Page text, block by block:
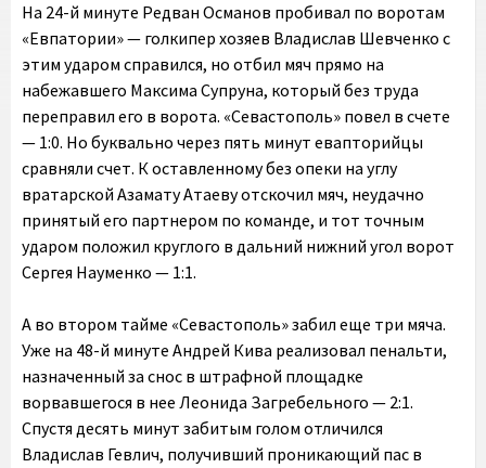
На 24-й минуте Редван Османов пробивал по воротам
«Евпатории» — голкипер хозяев Владислав Шевченко с
этим ударом справился, но отбил мяч прямо на
набежавшего Максима Супруна, который без труда
переправил его в ворота. «Севастополь» повел в счете
— 1:0. Но буквально через пять минут евапторийцы
сравняли счет. К оставленному без опеки на углу
вратарской Азамату Атаеву отскочил мяч, неудачно
принятый его партнером по команде, и тот точным
ударом положил круглого в дальний нижний угол ворот
Сергея Науменко — 1:1.
А во втором тайме «Севастополь» забил еще три мяча.
Уже на 48-й минуте Андрей Кива реализовал пенальти,
назначенный за снос в штрафной площадке
ворвавшегося в нее Леонида Загребельного — 2:1.
Спустя десять минут забитым голом отличился
Владислав Гевлич, получивший проникающий пас в